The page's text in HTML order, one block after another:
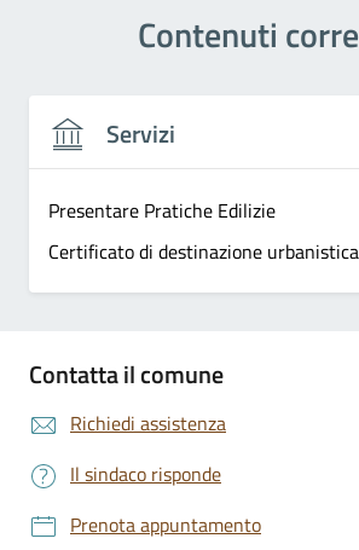
Contenuti
Servizi
Presentare Pratiche Edilizie
Certificato di destinazione urbanistica
Contatta il comune
Richiedi assistenza
Il sindaco risponde
Prenota appuntamento